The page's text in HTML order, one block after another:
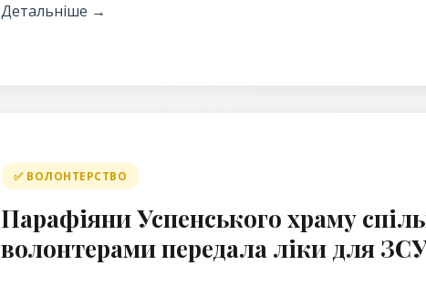
Детальніше →
✅ ВОЛОНТЕРСТВО
Парафіяни Успенського храму
волонтерами передала ліки для